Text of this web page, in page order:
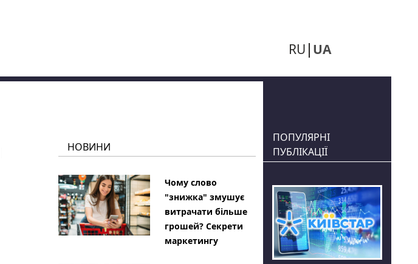
RU UA
НОВИНИ
Чому слово
"знижка" змушує
витрачати більше
грошей? Секрети
маркетингу
ПОПУЛЯРНІ
ПУБЛІКАЦІЇ